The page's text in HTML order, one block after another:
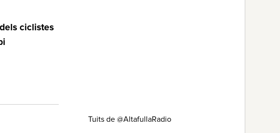
ciclistes
Tuits de @AltafullaRadio